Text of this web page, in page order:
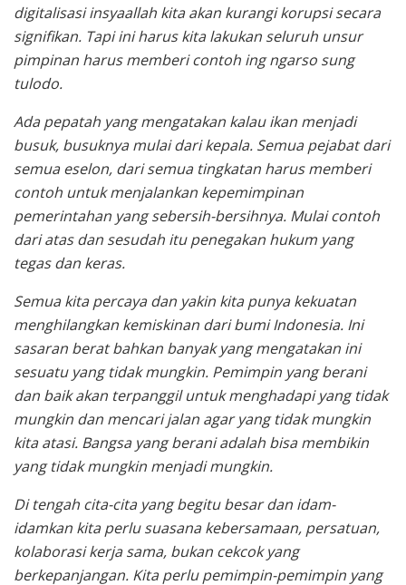
digitalisasi insyaallah kita akan kurangi korupsi secara
signifikan. Tapi ini harus kita lakukan seluruh unsur
pimpinan harus memberi contoh ing ngarso sung
tulodo.
Ada pepatah yang mengatakan kalau ikan menjadi
busuk, busuknya mulai dari kepala. Semua pejabat dari
semua eselon, dari semua tingkatan harus memberi
contoh untuk menjalankan kepemimpinan
pemerintahan yang sebersih-bersihnya. Mulai contoh
dari atas dan sesudah itu penegakan hukum yang
tegas dan keras.
Semua kita percaya dan yakin kita punya kekuatan
menghilangkan kemiskinan dari bumi Indonesia. Ini
sasaran berat bahkan banyak yang mengatakan ini
sesuatu yang tidak mungkin. Pemimpin yang berani
dan baik akan terpanggil untuk menghadapi yang tidak
mungkin dan mencari jalan agar yang tidak mungkin
kita atasi. Bangsa yang berani adalah bisa membikin
yang tidak mungkin menjadi mungkin.
Di tengah cita-cita yang begitu besar dan idam-
idamkan kita perlu suasana kebersamaan, persatuan,
kolaborasi kerja sama, bukan cekcok yang
berkepanjangan. Kita perlu pemimpin-pemimpin yang